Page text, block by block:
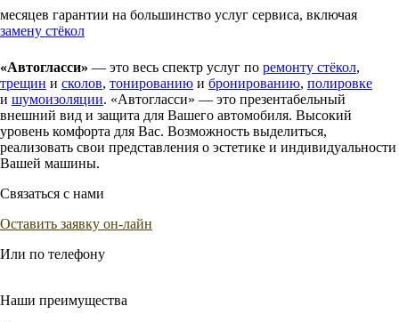
месяцев гарантии на большинство услуг сервиса, включая
замену стёкол
«Автогласси» — это весь спектр услуг по ремонту стёкол,
трещин и сколов, тонированию и бронированию, полировке
и шумоизоляции. «Автогласси» ― это презентабельный
внешний вид и защита для Вашего автомобиля. Высокий
уровень комфорта для Вас. Возможность выделиться,
реализовать свои представления о эстетике и индивидуальности
Вашей машины.
Cвязаться с нами
Оставить заявку он-лайн
Или по телефону
Наши преимущества